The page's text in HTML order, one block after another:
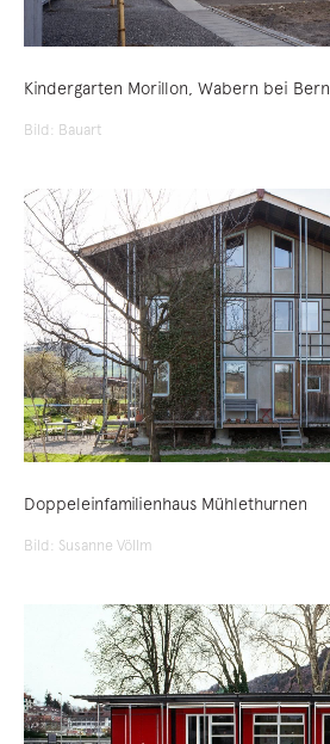
Kindergarten Morillon, Wabern bei Bern
Bild: Bauart
Doppeleinfamilienhaus Mühlethurnen
Bild: Susanne Völlm